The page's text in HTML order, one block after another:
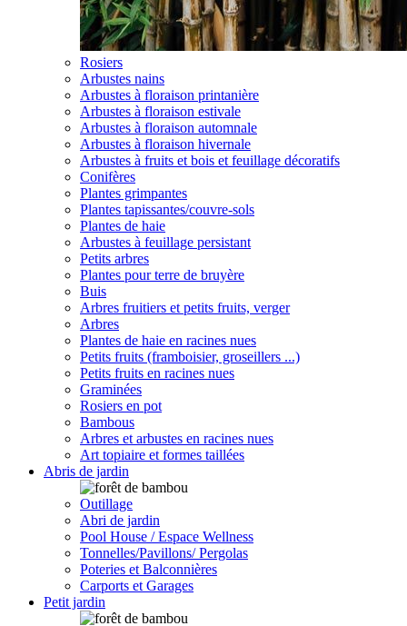
Rosiers
Arbustes nains
Arbustes à floraison printanière
Arbustes à floraison estivale
Arbustes à floraison automnale
Arbustes à floraison hivernale
Arbustes à fruits et bois et feuillage décoratifs
Conifères
Plantes grimpantes
Plantes tapissantes/couvre-sols
Plantes de haie
Arbustes à feuillage persistant
Petits arbres
Plantes pour terre de bruyère
Buis
Arbres fruitiers et petits fruits, verger
Arbres
Plantes de haie en racines nues
Petits fruits (framboisier, groseillers ...)
Petits fruits en racines nues
Graminées
Rosiers en pot
Bambous
Arbres et arbustes en racines nues
Art topiaire et formes taillées
Abris de jardin
Outillage
Abri de jardin
Pool House / Espace Wellness
Tonnelles/Pavillons/ Pergolas
Poteries et Balconnières
Carports et Garages
Petit jardin